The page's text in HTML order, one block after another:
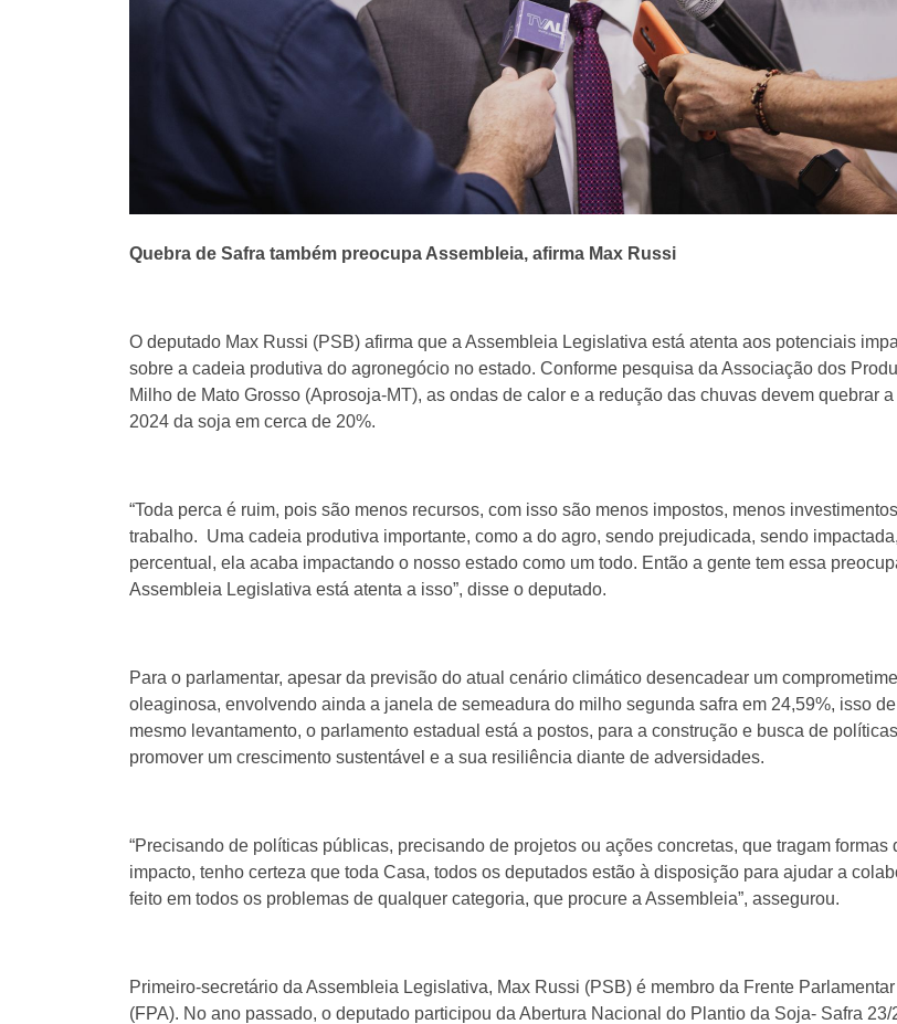
Quebra de Safra também preocupa Assembleia, afirma Max Russi
O deputado Max Russi (PSB) afirma que a Assembleia Legislativa está atenta aos potenciais
sobre a cadeia produtiva do agronegócio no estado. Conforme pesquisa da Associação dos
Milho de Mato Grosso (Aprosoja-MT), as ondas de calor e a redução das chuvas devem quebrar
2024 da soja em cerca de 20%.
“Toda perca é ruim, pois são menos recursos, com isso são menos impostos, menos
trabalho. Uma cadeia produtiva importante, como a do agro, sendo prejudicada, sendo
percentual, ela acaba impactando o nosso estado como um todo. Então a gente tem essa
Assembleia Legislativa está atenta a isso”, disse o deputado.
Para o parlamentar, apesar da previsão do atual cenário climático desencadear um
oleaginosa, envolvendo ainda a janela de semeadura do milho segunda safra em 24,59%, isso
mesmo levantamento, o parlamento estadual está a postos, para a construção e busca de
promover um crescimento sustentável e a sua resiliência diante de adversidades.
“Precisando de políticas públicas, precisando de projetos ou ações concretas, que tragam formas
impacto, tenho certeza que toda Casa, todos os deputados estão à disposição para ajudar a
feito em todos os problemas de qualquer categoria, que procure a Assembleia”, assegurou.
Primeiro-secretário da Assembleia Legislativa, Max Russi (PSB) é membro da Frente
(FPA). No ano passado, o deputado participou da Abertura Nacional do Plantio da Soja- Safra